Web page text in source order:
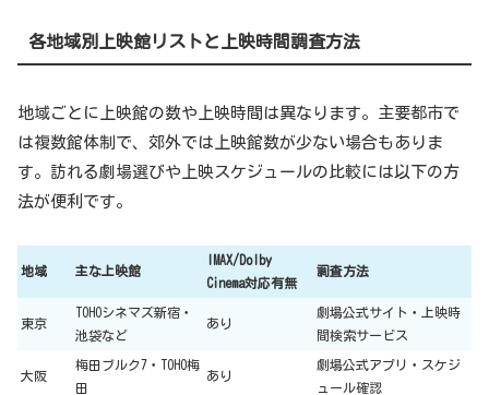
各地域別上映館リストと上映時間調査方法
地域ごとに上映館の数や上映時間は異なります。主要都市で
は複数館体制で、郊外では上映館数が少ない場合もありま
す。訪れる劇場選びや上映スケジュールの比較には以下の方
法が便利です。
地域 主な上映館
IMAX/Dolby
Cinema対応有無
調査方法
東京
TOHOシネマズ新宿・
池袋など
あり
劇場公式サイト・上映時
間検索サービス
大阪
梅田ブルク7・TOHO梅
田
あり
劇場公式アプリ・スケジ
ュール確認